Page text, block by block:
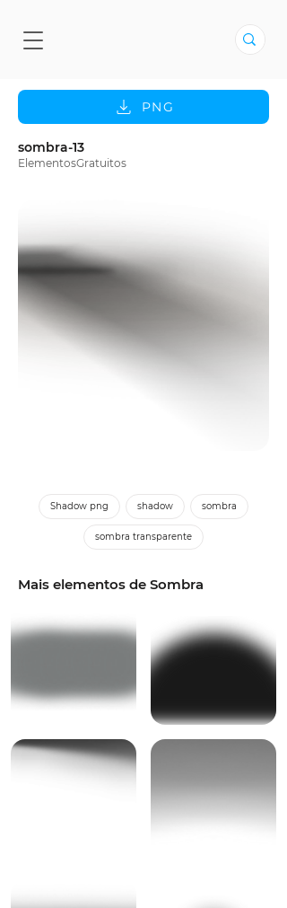
PNG
sombra-13
ElementosGratuitos
Shadow png shadow sombra
sombra transparente
Mais elementos de Sombra